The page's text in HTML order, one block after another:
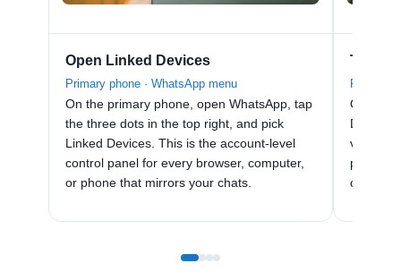
Open Linked Devices
Primary phone · WhatsApp menu
On the primary phone, open WhatsApp, tap
the three dots in the top right, and pick
Linked Devices. This is the account-level
control panel for every browser, computer,
or phone that mirrors your chats.
Tap
Primary
On the
Device.
pairing